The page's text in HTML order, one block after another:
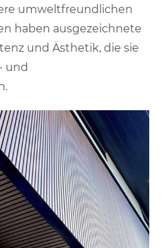
umweltfreundlichen
haben ausgezeichnete
und Ästhetik, die sie
und